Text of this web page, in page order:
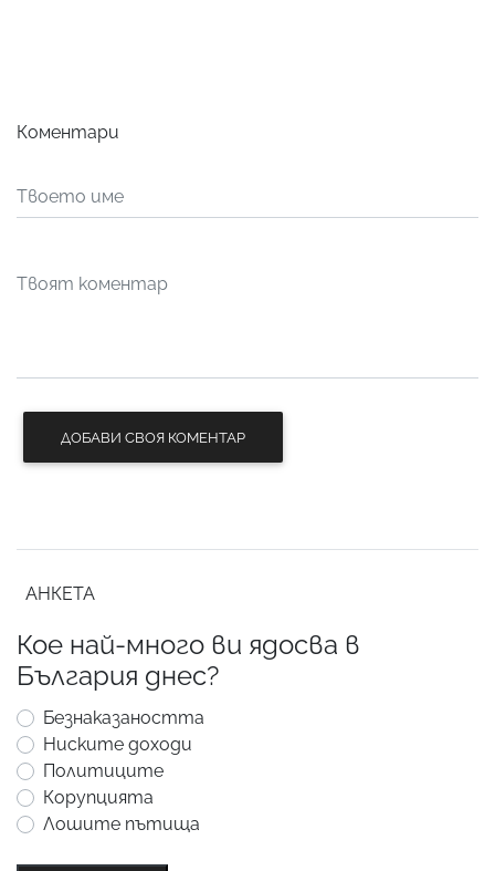
Коментари
ДОБАВИ СВОЯ КОМЕНТАР
АНКЕТА
Кое най-много ви ядосва в
България днес?
Безнаказаността
Ниските доходи
Политиците
Корупцията
Лошите пътища